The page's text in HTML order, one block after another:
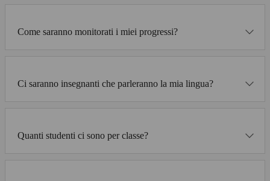
Come saranno monitorati i miei progressi?
Ci saranno insegnanti che parleranno la mia lingua?
Quanti studenti ci sono per classe?